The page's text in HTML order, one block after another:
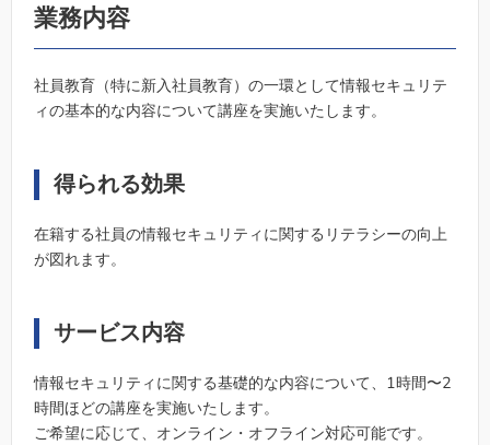
業務内容
社員教育（特に新入社員教育）の一環として情報セキュリテ
ィの基本的な内容について講座を実施いたします。
得られる効果
在籍する社員の情報セキュリティに関するリテラシーの向上
が図れます。
サービス内容
情報セキュリティに関する基礎的な内容について、1時間〜2
時間ほどの講座を実施いたします。
ご希望に応じて、オンライン・オフライン対応可能です。